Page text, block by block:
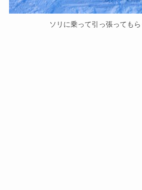
ソリに乗って引っ張ってもら